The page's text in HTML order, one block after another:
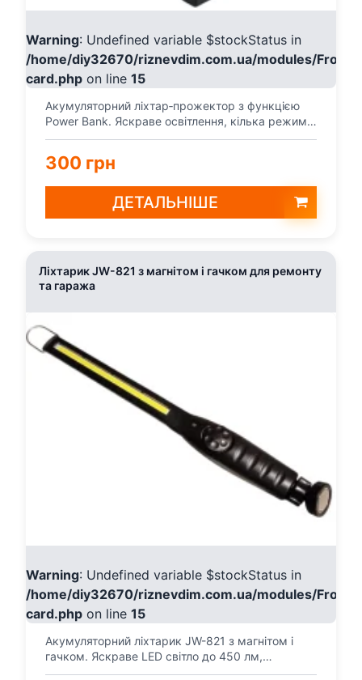
Warning: Undefined variable $stockStatus in
/home/diy32670/riznevdim.com.ua/modules/
card.php on line 15
Акумуляторний ліхтар‑прожектор з функцією
Power Bank. Яскраве освітлення, кілька режимів
світла та м...
300 грн
ДЕТАЛЬНІШЕ
Ліхтарик JW-821 з магнітом і гачком для ремонту
та гаража
Warning: Undefined variable $stockStatus in
/home/diy32670/riznevdim.com.ua/modules/
card.php on line 15
Акумуляторний ліхтарик JW-821 з магнітом і
гачком. Яскраве LED світло до 450 лм,
регулювання яскраво...